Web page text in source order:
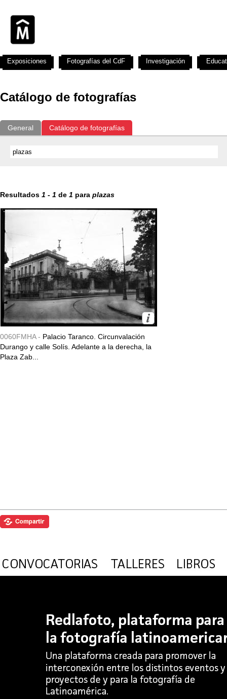
Catálogo de fotografías
General Catálogo de fotografías
Resultados 1 - 1 de 1 para plazas
0060FMHA - Palacio Taranco. Circunvalación
Durango y calle Solís. Adelante a la derecha, la
Plaza Zab...
Exposiciones Fotografías del CdF Investigación